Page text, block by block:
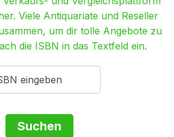
Viele Antiquariate und Reseller
um dir tolle Angebote zu
die ISBN in das Textfeld ein.